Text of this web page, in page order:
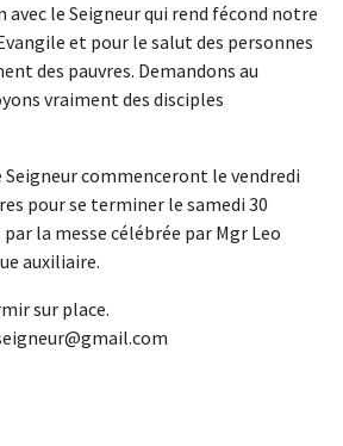
le Seigneur qui rend fécond notre
et pour le salut des personnes
des pauvres. Demandons au
vraiment des disciples
Seigneur commenceront le vendredi
pour se terminer le samedi 30
la messe célébrée par Mgr Leo
auxiliaire.
sur place.